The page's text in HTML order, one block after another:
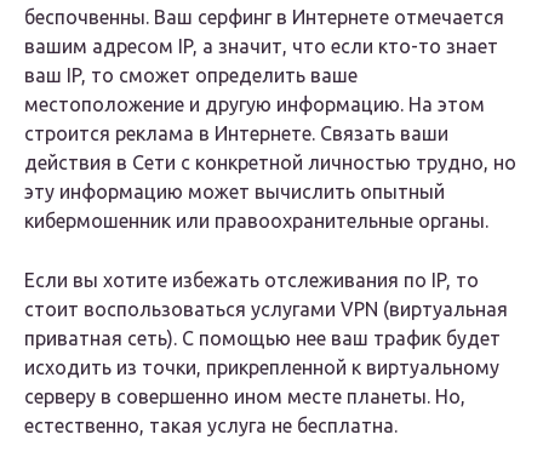
беспочвенны. Ваш серфинг в Интернете отмечается
вашим адресом IP, а значит, что если кто-то знает
ваш IP, то сможет определить ваше
местоположение и другую информацию. На этом
строится реклама в Интернете. Связать ваши
действия в Сети с конкретной личностью трудно, но
эту информацию может вычислить опытный
кибермошенник или правоохранительные органы.
Если вы хотите избежать отслеживания по IP, то
стоит воспользоваться услугами VPN (виртуальная
приватная сеть). С помощью нее ваш трафик будет
исходить из точки, прикрепленной к виртуальному
серверу в совершенно ином месте планеты. Но,
естественно, такая услуга не бесплатна.